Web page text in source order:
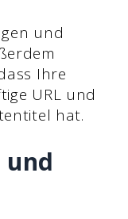
und
Ihre
URL und
hat.